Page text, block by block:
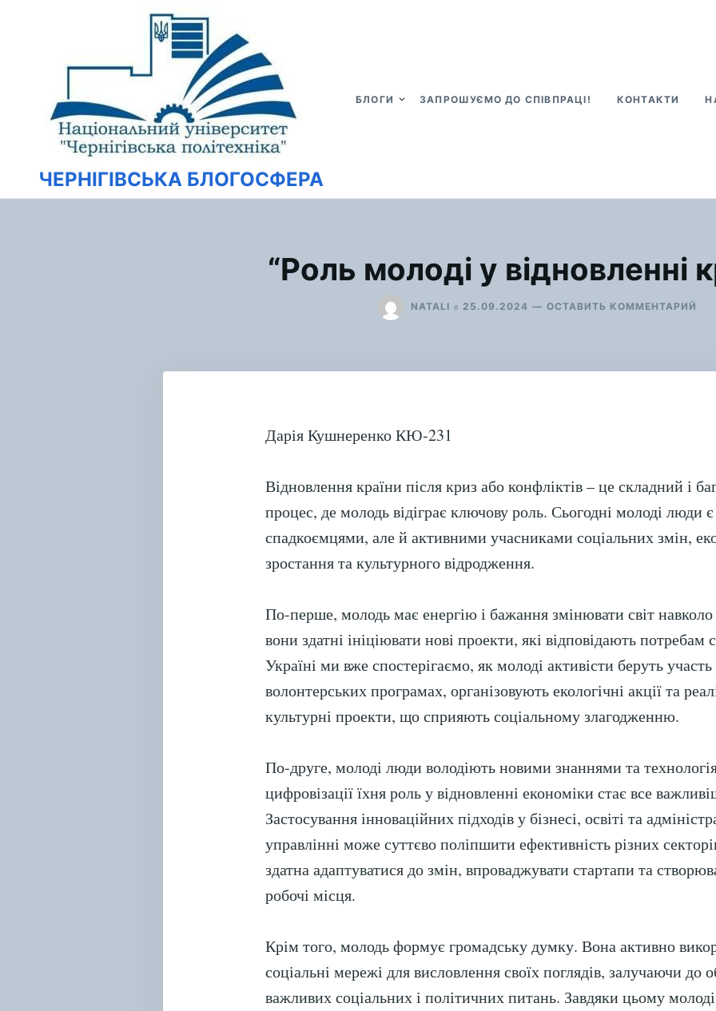
содержимому
ЧЕРНІГІВСЬКА БЛОГОСФЕРА
БЛОГИ ЗАПРОШУЄМО ДО СПІВПРАЦІ! КОНТАКТИ
“Роль молоді у відновленні
NATALI в 25.09.2024 ОСТАВИТЬ КОММЕНТАРИЙ
Дарія Кушнеренко КЮ-231
Відновлення країни після криз або конфліктів – це складний і
процес, де молодь відіграє ключову роль. Сьогодні молоді люди
спадкоємцями, але й активними учасниками соціальних змін,
зростання та культурного відродження.
По-перше, молодь має енергію і бажання змінювати світ
вони здатні ініціювати нові проекти, які відповідають потребам
Україні ми вже спостерігаємо, як молоді активісти беруть
волонтерських програмах, організовують екологічні акції та
культурні проекти, що сприяють соціальному злагодженню.
По-друге, молоді люди володіють новими знаннями та
цифровізації їхня роль у відновленні економіки стає все
Застосування інноваційних підходів у бізнесі, освіті та
управлінні може суттєво поліпшити ефективність різних
здатна адаптуватися до змін, впроваджувати стартапи та
робочі місця.
Крім того, молодь формує громадську думку. Вона активно
соціальні мережі для висловлення своїх поглядів, залучаючи до
важливих соціальних і політичних питань. Завдяки цьому